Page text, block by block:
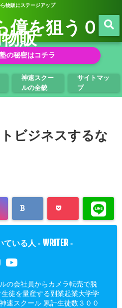
物販にステージアップ
億を狙う０
販
の秘密はコチラ
神速スクー
ルの全貌
サイトマッ
プ
ビジネスするな
ている人 - WRITER -
の会社員からカメラ転売で脱
徒を量産する副業起業大学学
速スクール 累計生徒数３００